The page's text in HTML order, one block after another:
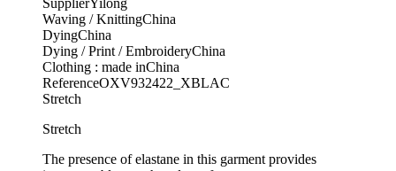
SupplierYilong
Waving / KnittingChina
DyingChina
Dying / Print / EmbroideryChina
Clothing : made inChina
ReferenceOXV932422_XBLAC
Stretch
Stretch
The presence of elastane in this garment provides